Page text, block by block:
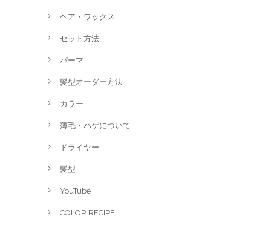
ヘア・ワックス
セット方法
パーマ
髪型オーダー方法
カラー
薄毛・ハゲについて
ドライヤー
髪型
YouTube
COLOR RECIPE